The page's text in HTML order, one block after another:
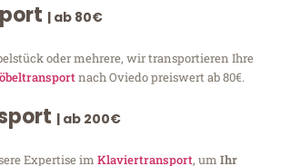
| ab 80€
oder mehrere, wir transportieren Ihre
nach Oviedo preiswert ab 80€.
| ab 200€
Expertise im Klaviertransport, um Ihr